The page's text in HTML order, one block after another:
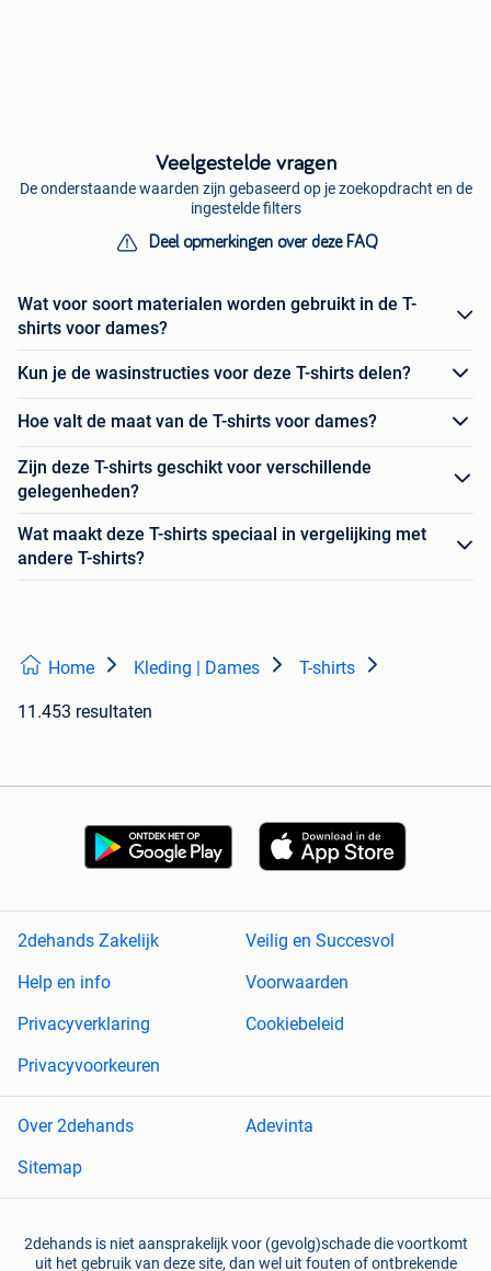
Veelgestelde vragen
De onderstaande waarden zijn gebaseerd op je zoekopdracht en de
ingestelde filters
Deel opmerkingen over deze FAQ
Wat voor soort materialen worden gebruikt in de T-
shirts voor dames?
Kun je de wasinstructies voor deze T-shirts delen?
Hoe valt de maat van de T-shirts voor dames?
Zijn deze T-shirts geschikt voor verschillende
gelegenheden?
Wat maakt deze T-shirts speciaal in vergelijking met
andere T-shirts?
Home Kleding | Dames T-shirts
11.453 resultaten
2dehands Zakelijk
Veilig en Succesvol
Help en info
Voorwaarden
Privacyverklaring
Cookiebeleid
Privacyvoorkeuren
Over 2dehands
Adevinta
Sitemap
2dehands is niet aansprakelijk voor (gevolg)schade die voortkomt
uit het gebruik van deze site, dan wel uit fouten of ontbrekende